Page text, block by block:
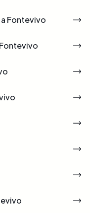
Fontevivo